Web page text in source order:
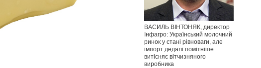
ВАСИЛЬ ВІНТОНЯК, директор
Інфагро: Український молочний
ринок у стані рівноваги, але
імпорт дедалі помітніше
витісняє вітчизняного
виробника